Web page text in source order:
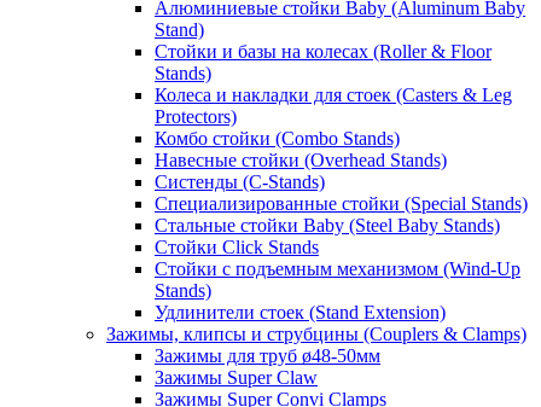
Алюминиевые стойки Baby (Aluminum Baby
Stand)
Стойки и базы на колесах (Roller & Floor
Stands)
Колеса и накладки для стоек (Casters & Leg
Protectors)
Комбо стойки (Combo Stands)
Навесные стойки (Overhead Stands)
Систенды (C-Stands)
Специализированные стойки (Special Stands)
Стальные стойки Baby (Steel Baby Stands)
Стойки Click Stands
Стойки с подъемным механизмом (Wind-Up
Stands)
Удлинители стоек (Stand Extension)
Зажимы, клипсы и струбцины (Couplers & Clamps)
Зажимы для труб ø48-50мм
Зажимы Super Claw
Зажимы Super Convi Clamps